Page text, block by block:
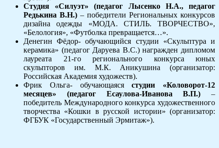
Студия «Силуэт» (педагог Лысенко Н.А., педагог
Редькина В.Н.) – победители Региональных конкурсов
дизайна одежды «МОДА. СТИЛЬ. ТВОРЧЕСТВО»,
«Белология», «Футболка превращается…».
Денегин Фёдор- обучающийся студии «Скульптура и
керамика» (педагог Даруева В.С.) награжден дипломом
лауреата 21-го регионального конкурса юных
скульпторов им. М.К. Аникушина (организатор:
Российская Академия художеств).
Фрик Ольга- обучающаясястудии «Коловорот-12
месяцев» (педагог Есаулова-Иванова В.П.) –
победитель Международного конкурса художественного
творчества «Кошки в русской истории» (организатор:
ФГБУК «Государственный Эрмитаж»).